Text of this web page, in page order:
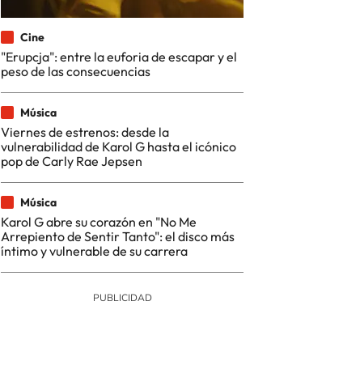
Cine
"Erupcja": entre la euforia de escapar y el
peso de las consecuencias
Música
Viernes de estrenos: desde la
vulnerabilidad de Karol G hasta el icónico
pop de Carly Rae Jepsen
Música
Karol G abre su corazón en "No Me
Arrepiento de Sentir Tanto": el disco más
íntimo y vulnerable de su carrera